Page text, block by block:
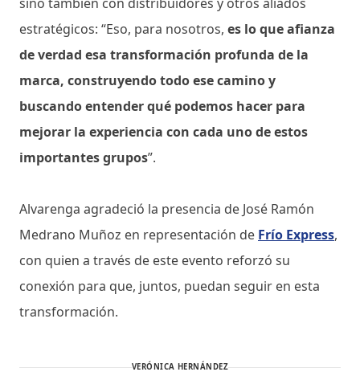
sino también con distribuidores y otros aliados
estratégicos: “Eso, para nosotros, es lo que afianza
de verdad esa transformación profunda de la
marca, construyendo todo ese camino y
buscando entender qué podemos hacer para
mejorar la experiencia con cada uno de estos
importantes grupos”.
Alvarenga agradeció la presencia de José Ramón
Medrano Muñoz en representación de Frío Express,
con quien a través de este evento reforzó su
conexión para que, juntos, puedan seguir en esta
transformación.
VERÓNICA HERNÁNDEZ